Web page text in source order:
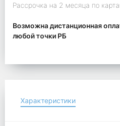
Рассрочка на 2 месяца по
Возможна дистанционная
любой точки РБ
Характеристики